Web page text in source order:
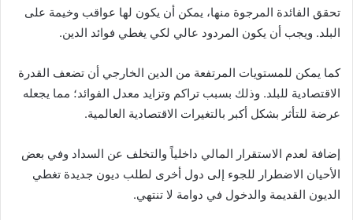
تحقق الفائدة المرجوة منها، يمكن أن يكون لها عواقب وخيمة على
البلد. ويجب أن يكون المردود عالي لكي يغطي فوائد الدين.
كما يمكن للمستويات المرتفعة من الدين الخارجي أن تضعف القدرة
الاقتصادية للبلد. وذلك بسبب تراكم وتزايد معدل الفوائد؛ مما يجعله
عرضة للتأثر بشكل أكبر بالتغيرات الاقتصادية العالمية.
إضافة لعدم الاستقرار المالي داخلياً والتخلف عن السداد وفي بعض
الأحيان الاضطرار للجوء إلى دول أخرى لطلب ديون جديدة تغطي
الديون القديمة والدخول في دوامة لا تنتهي.